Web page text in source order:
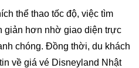
thể thao tốc độ, việc tìm
giản hơn nhờ giao diện trực
chóng. Đồng thời, du khách
về giá vé Disneyland Nhật